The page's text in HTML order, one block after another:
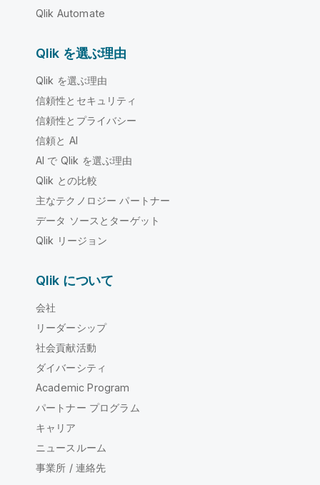
Qlik Automate
Qlik を選ぶ理由
Qlik を選ぶ理由
信頼性とセキュリティ
信頼性とプライバシー
信頼と AI
AI で Qlik を選ぶ理由
Qlik との比較
主なテクノロジー パートナー
データ ソースとターゲット
Qlik リージョン
Qlik について
会社
リーダーシップ
社会貢献活動
ダイバーシティ
Academic Program
パートナー プログラム
キャリア
ニュースルーム
事業所 / 連絡先